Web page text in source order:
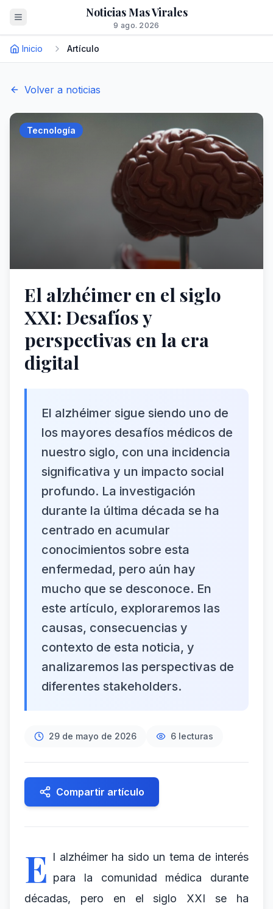
Noticias Mas Virales
9 ago. 2026
Inicio Artículo
Volver a noticias
Tecnología
El alzhéimer en el siglo
XXI: Desafíos y
perspectivas en la era
digital
El alzhéimer sigue siendo uno de
los mayores desafíos médicos de
nuestro siglo, con una incidencia
significativa y un impacto social
profundo. La investigación
durante la última década se ha
centrado en acumular
conocimientos sobre esta
enfermedad, pero aún hay
mucho que se desconoce. En
este artículo, exploraremos las
causas, consecuencias y
contexto de esta noticia, y
analizaremos las perspectivas de
diferentes stakeholders.
29 de mayo de 2026 6 lecturas
Compartir artículo
E l alzhéimer ha sido un tema de interés
para la comunidad médica durante
décadas, pero en el siglo XXI se ha